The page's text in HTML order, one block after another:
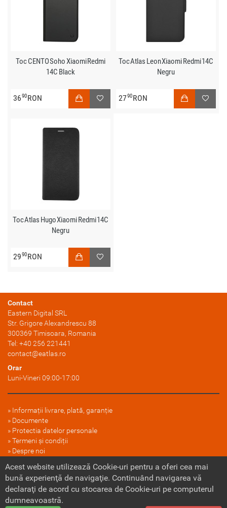
Toc CENTO Soho Xiaomi Redmi
14C Black
3690RON
Toc Atlas Leon Xiaomi Redmi 14C
Negru
2790RON
Toc Atlas Hugo Xiaomi Redmi 14C
Negru
2990RON
Contact
Eastern Digital SRL
Str. Grigore Alexandrescu 88
300369 Timisoara, Romania
Tel: +40 256 221441
contact@eatlas.ro
Orar
Luni-Vineri 09:00-17:00
Informații livrare, plată, garanție
Documente
Protectia datelor personale
Termeni și condiții
Despre noi
Politica cookie
Acest website utilizează Cookie-uri pentru a oferi cea mai
bună experienţă de navigaţie. Continuând navigarea vă
declaraţi de acord cu stocarea de Cookie-uri pe computerul
dumneavoastră.